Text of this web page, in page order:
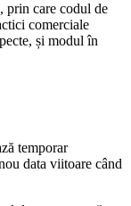
prin care codul de
comerciale
și modul în
temporar
data viitoare când